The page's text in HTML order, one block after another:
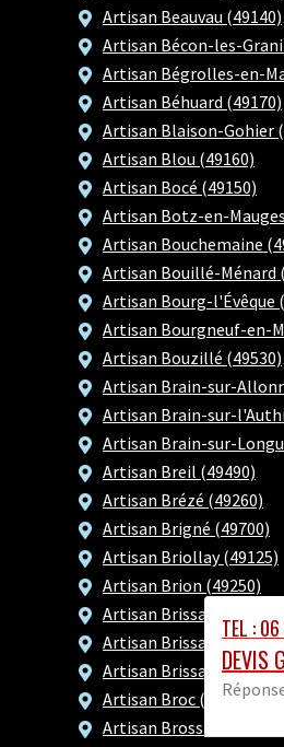
Artisan Beauvau (49140)
Artisan Bécon-les-
Artisan Bégrolles-en-
Artisan Béhuard (49170)
Artisan Blaison-Gohier
Artisan Blou (49160)
Artisan Bocé (49150)
Artisan Botz-en-
Artisan Bouchemaine
Artisan Bouillé-Ménard
Artisan Bourg-l'Évêque
Artisan Bourgneuf-en-
Artisan Bouzillé (49530)
Artisan Brain-sur-
Artisan Brain-sur-
Artisan Brain-sur-
Artisan Breil (49490)
Artisan Brézé (49260)
Artisan Brigné (49700)
Artisan Briollay (49125)
Artisan Brion (49250)
Artisan Brissac Loire
Artisan Brissac-Quincé
Artisan Brissarthe
Artisan Broc (49490)
Artisan Brossay (49700)
TEL :
DEVIS